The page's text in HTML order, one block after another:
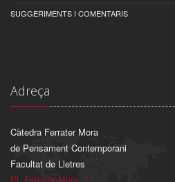
SUGGERIMENTS I COMENTARIS
Adreça
Càtedra Ferrater Mora
de Pensament Contemporani
Facultat de Lletres